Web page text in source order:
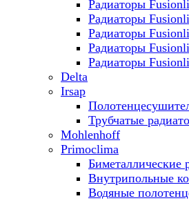
Радиаторы
Радиаторы
Радиаторы
Радиаторы
Радиаторы
Delta
Irsap
Трубчатые
Mohlenhoff
Primoclima
Биметаллические
Внутрипольные
Водяные